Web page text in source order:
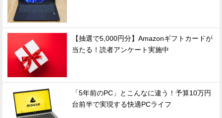
【抽選で5,000円分】Amazonギフトカードが
当たる！読者アンケート実施中
「5年前のPC」とこんなに違う！予算10万円
台前半で実現する快適PCライフ